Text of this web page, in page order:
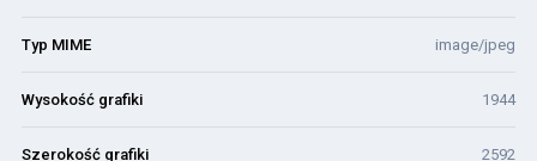
Typ MIME image/jpeg
Wysokość grafiki 1944
Szerokość grafiki 2592